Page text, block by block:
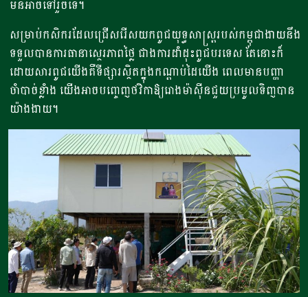
មិនអាចទៅរួចទេ។
សម្រាប់កសិករដែលជ្រើសរើសយកពូជយុទ្ធសាស្ត្ររបស់កម្ពុជាងាយនឹង
ទទួលបានការធានាស្ថេរភាពថ្លៃ ជាងការដាំដុះពូជបរទេស តែនោះក៏
ដោយសារពូជយើងគឺទីផ្សារស្ថិតក្នុងកណ្តាប់ដៃយើង ពេលមានបញ្ហា
ចាំបាច់ខ្លាំង យើងអាចបញ្ចេញថវិកាឱ្យរោងម៉ាស៊ីនជួយប្រមូលទិញបាន
យ៉ាងងាយ។